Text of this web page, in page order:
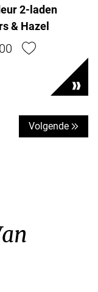
2-laden
& Hazel
Volgende